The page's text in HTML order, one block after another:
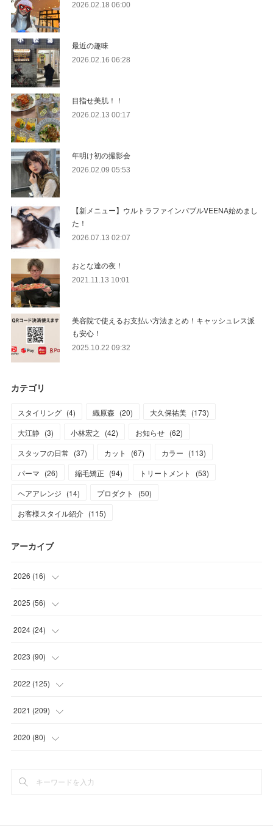
2026.02.18 06:00
最近の趣味
2026.02.16 06:28
目指せ美肌！！
2026.02.13 00:17
年明け初の撮影会
2026.02.09 05:53
【新メニュー】ウルトラファインバブルVEENA始めまし
た！
2026.07.13 02:07
おとな達の夜！
2021.11.13 10:01
美容院で使えるお支払い方法まとめ！キャッシュレス派
も安心！
2025.10.22 09:32
カテゴリ
スタイリング (4) 織原森 (20) 大久保祐美 (173)
大江静 (3) 小林宏之 (42) お知らせ (62)
スタッフの日常 (37) カット (67) カラー (113)
パーマ (26) 縮毛矯正 (94) トリートメント (53)
ヘアアレンジ (14) プロダクト (50)
お客様スタイル紹介 (115)
アーカイブ
2026 (16)
(1
(1
(7
(7)
2025 (56)
(5
(11 )
(17
(15
2024 (24)
(1
(1)
(2)
(9
2023 (90)
(12
(17
(16
(1)
2022 (125)
(8)
(11 )
(15
2021 (209)
(9
(
2020 (80)
(